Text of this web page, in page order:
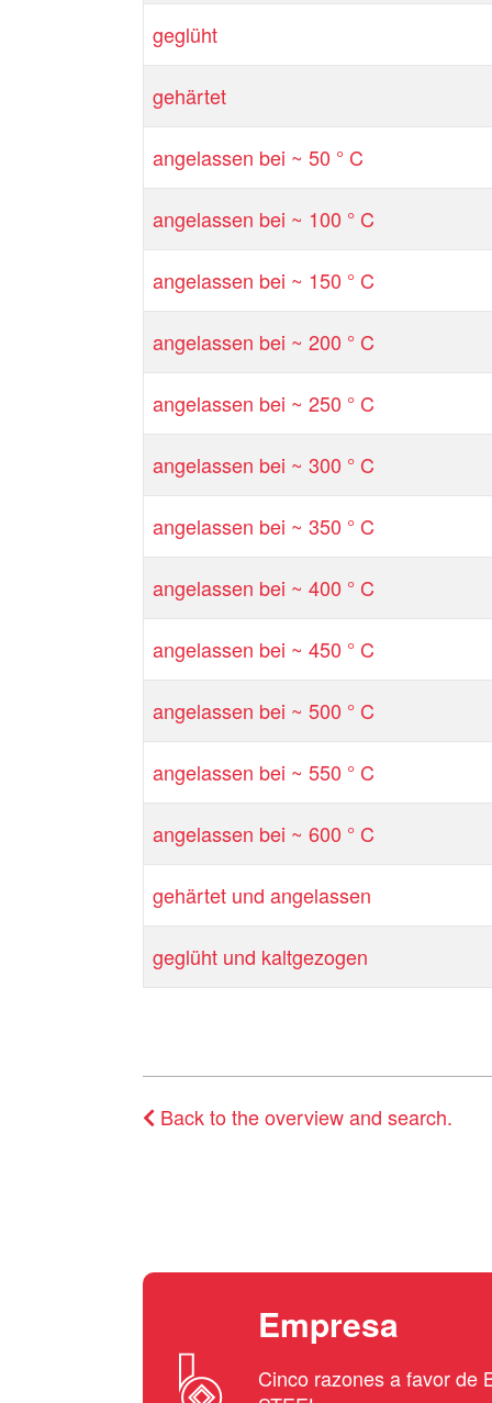
geglüht
gehärtet
angelassen bei ~ 50 ° C
angelassen bei ~ 100 ° C
angelassen bei ~ 150 ° C
angelassen bei ~ 200 ° C
angelassen bei ~ 250 ° C
angelassen bei ~ 300 ° C
angelassen bei ~ 350 ° C
angelassen bei ~ 400 ° C
angelassen bei ~ 450 ° C
angelassen bei ~ 500 ° C
angelassen bei ~ 550 ° C
angelassen bei ~ 600 ° C
gehärtet und angelassen
geglüht und kaltgezogen
Back to the overview and search.
Empresa
Cinco razones a favor de